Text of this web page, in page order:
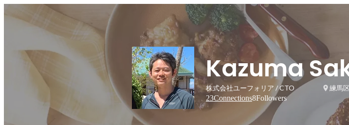
Kazuma
株式会社ユーフォリア / CTO
練馬区
23Connections8Followers